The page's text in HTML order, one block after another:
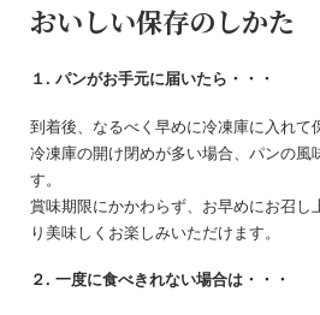
おいしい保存のしかた
１. パンがお手元に届いたら・・・
到着後、なるべく早めに冷凍庫に入れて
冷凍庫の開け閉めが多い場合、パンの風
す。
賞味期限にかかわらず、お早めにお召し
り美味しくお楽しみいただけます。
２. 一度に食べきれない場合は・・・